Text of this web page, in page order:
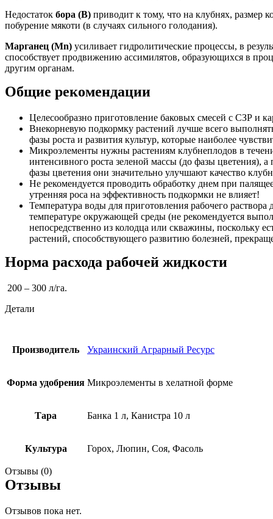
Недостаток бора (В) приводит к тому, что на клубнях, размер
побурение мякоти (в случаях сильного голодания).
Марганец (Mn) усиливает гидролитические процессы, в
способствует продвижению ассимилятов, образующихся в
другим органам.
Общие рекомендации
Целесообразно приготовление баковых смесей с СЗР и
Внекорневую подкормку растений лучше всего
фазы роста и развития культур, которые наиболее
Микроэлементы нужны растениям клубнеплодов в
интенсивного роста зеленой массы (до фазы цветения),
фазы цветения они значительно улучшают качество
Не рекомендуется проводить обработку днем ​​при
утренняя роса на эффективность подкормки не влияет!
Температура воды для приготовления рабочего
температуре окружающей среды (не рекомендуется
непосредственно из колодца или скважины, поскольку
растений, способствующего развитию болезней,
Норма расхода рабочей жидкости
200 – 300 л/га.
Детали
Производитель Украинский Аграрный Ресурс
Форма удобрения Микроэлементы в хелатной форме
Тара Банка 1 л, Канистра 10 л
Культура Горох, Люпин, Соя, Фасоль
Отзывы (0)
Отзывы
Отзывов пока нет.